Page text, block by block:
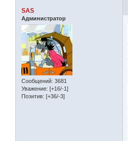
SAS
Администратор
Сообщений: 3681
Уважение: [+16/-1]
Позитив: [+36/-3]